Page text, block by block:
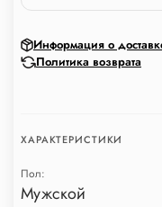
Информация о
Политика возврата
ХАРАКТЕРИСТИКИ
Пол:
Мужской